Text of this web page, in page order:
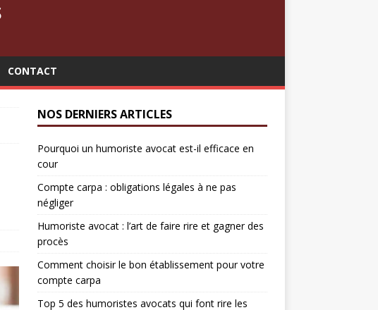
CONTACT
NOS DERNIERS ARTICLES
Pourquoi un humoriste avocat est-il efficace en
cour
Compte carpa : obligations légales à ne pas
négliger
Humoriste avocat : l’art de faire rire et gagner des
procès
Comment choisir le bon établissement pour votre
compte carpa
Top 5 des humoristes avocats qui font rire les